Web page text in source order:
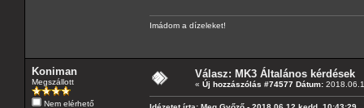
Imádom a dízeleket!
Koniman
Megszállott
Nem elérhető
Válasz: MK3 Általános kérdések
« Új hozzászólás #74577 Dátum: